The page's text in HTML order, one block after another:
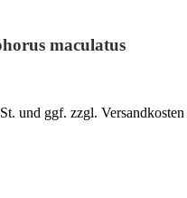
maculatus
und ggf. zzgl. Versandkosten